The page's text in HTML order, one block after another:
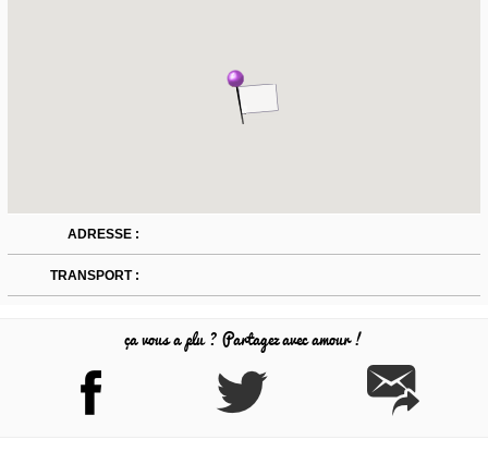
ADRESSE :
TRANSPORT :
ça vous a plu ? Partagez avec amour !